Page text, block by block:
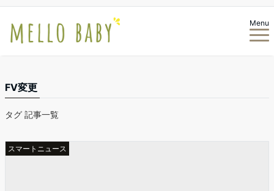
Menu
FV変更
タグ 記事一覧
スマートニュース